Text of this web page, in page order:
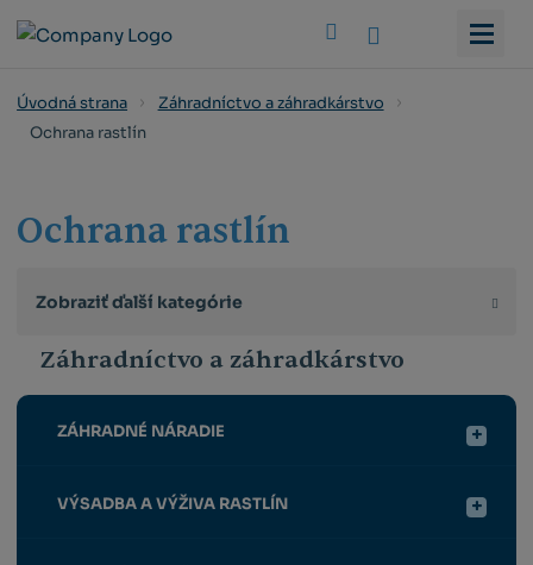
Úvodná strana
Záhradníctvo a záhradkárstvo
Ochrana rastlín
Ochrana rastlín
Zobraziť ďalší kategórie
Záhradníctvo a záhradkárstvo
ZÁHRADNÉ NÁRADIE
VÝSADBA A VÝŽIVA RASTLÍN